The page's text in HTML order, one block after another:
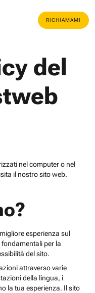
RICHIAMAMI
del
nel computer o nel
il nostro sito web.
esperienza sul
per la
del sito.
attraverso varie
della lingua, i
la tua esperienza. Il sito